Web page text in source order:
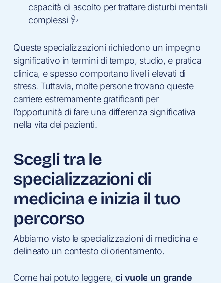
capacità di ascolto per trattare disturbi mentali
complessi 🩺
Queste specializzazioni richiedono un impegno
significativo in termini di tempo, studio, e pratica
clinica, e spesso comportano livelli elevati di
stress. Tuttavia, molte persone trovano queste
carriere estremamente gratificanti per
l’opportunità di fare una differenza significativa
nella vita dei pazienti.
Scegli tra le
specializzazioni di
medicina e inizia il tuo
percorso
Abbiamo visto le specializzazioni di medicina e
delineato un contesto di orientamento.
Come hai potuto leggere, ci vuole un grande